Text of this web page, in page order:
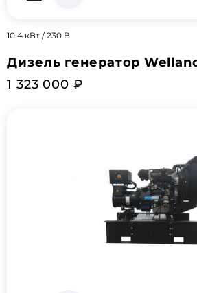
10.4 кВт / 230 В
Дизель генератор
1 323 000 ₽